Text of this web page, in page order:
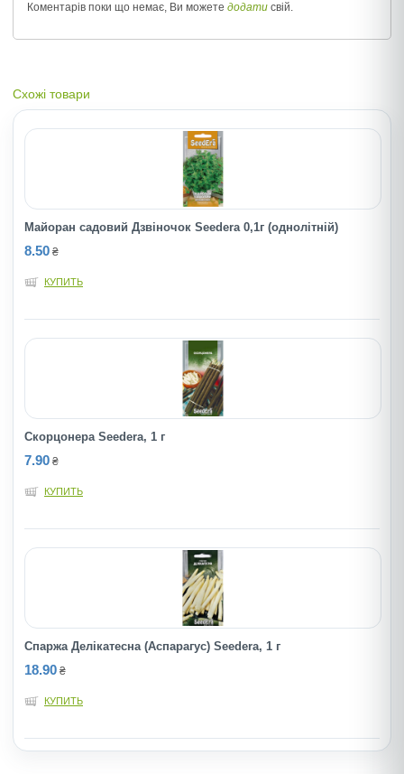
Коментарів поки що немає, Ви можете додати свій.
Схожі товари
Майоран садовий Дзвіночок Seedera 0,1г (однолітній)
8.50 ₴
КУПИТЬ
Скорцонера Seedеra, 1 г
7.90 ₴
КУПИТЬ
Спаржа Делікатесна (Аспарагус) Seedera, 1 г
18.90 ₴
КУПИТЬ